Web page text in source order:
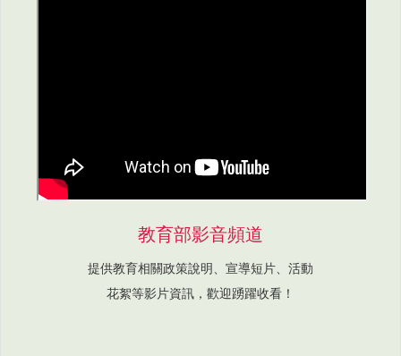
教育部影音頻道
提供教育相關政策說明、宣導短片、活動
花絮等影片資訊，歡迎踴躍收看！